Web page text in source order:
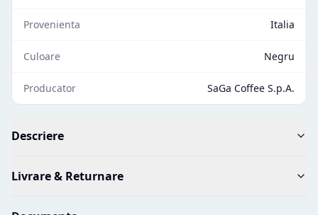
Provenienta Italia
Culoare Negru
Producator SaGa Coffee S.p.A.
Descriere
Livrare & Returnare